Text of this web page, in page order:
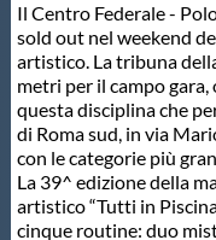
Scuole Nuoto
Propaganda
Centri Federali
Il Centro Federale -
sold out nel weekend
artistico. La tribuna
metri per il campo
questa disciplina che
di Roma sud, in via
con le categorie più
La 39^ edizione della
artistico “Tutti in
cinque routine: duo